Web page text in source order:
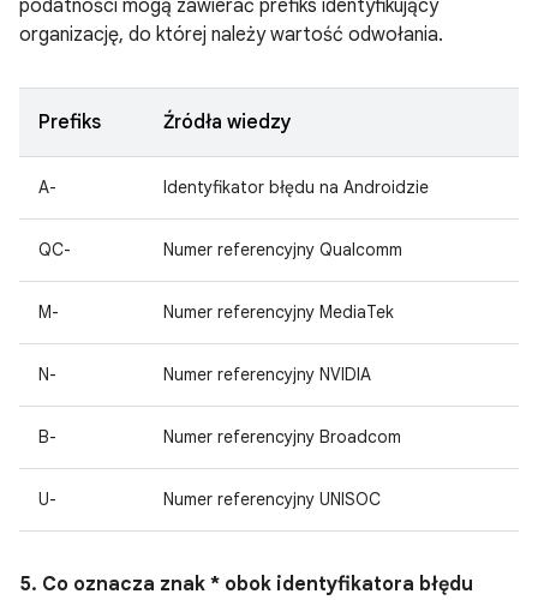
podatności mogą zawierać prefiks identyfikujący
organizację, do której należy wartość odwołania.
Prefiks Źródła wiedzy
A- Identyfikator błędu na Androidzie
QC- Numer referencyjny Qualcomm
M- Numer referencyjny MediaTek
N- Numer referencyjny NVIDIA
B- Numer referencyjny Broadcom
U- Numer referencyjny UNISOC
5. Co oznacza znak * obok identyfikatora błędu